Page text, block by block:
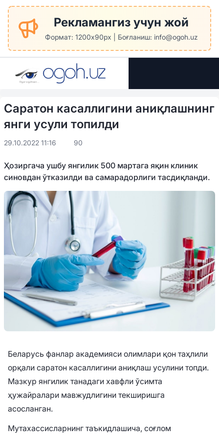
Рекламангиз учун жой
Формат: 1200x90px | Боғланиш: info@ogoh.uz
Саратон касаллигини аниқлашнинг
янги усули топилди
29.10.2022 11:16 90
Ҳозиргача ушбу янгилик 500 мартага яқин клиник
синовдан ўтказилди ва самарадорлиги тасдиқланди.
Беларусь фанлар академияси олимлари қон таҳлили
орқали саратон касаллигини аниқлаш усулини топди.
Мазкур янгилик танадаги хавфли ўсимта
ҳужайралари мавжудлигини текширишга
асосланган.
Мутахассисларнинг таъкидлашича, соғлом